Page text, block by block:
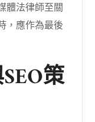
體法律師至關
，應作為最後
策